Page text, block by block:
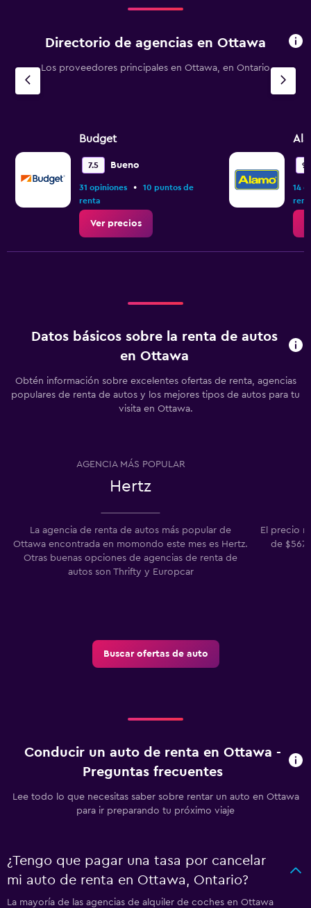
Directorio de agencias en Ottawa
Los proveedores principales en Ottawa, en Ontario
Budget
7.5 Bueno
31 opiniones •
10 puntos de
renta
Ver precios
9.1
14
Datos básicos sobre la renta de autos
en Ottawa
Obtén información sobre excelentes ofertas de renta, agencias
populares de renta de autos y los mejores tipos de autos para tu
visita en Ottawa.
AGENCIA MÁS POPULAR
Hertz
La agencia de renta de autos más popular de
Ottawa encontrada en momondo este mes es Hertz.
Otras buenas opciones de agencias de renta de
autos son Thrifty y Europcar
El precio
de
Buscar ofertas de auto
Conducir un auto de renta en Ottawa -
Preguntas frecuentes
Lee todo lo que necesitas saber sobre rentar un auto en Ottawa
para ir preparando tu próximo viaje
¿Tengo que pagar una tasa por cancelar
mi auto de renta en Ottawa, Ontario?
La mayoría de las agencias de alquiler de coches en Ottawa